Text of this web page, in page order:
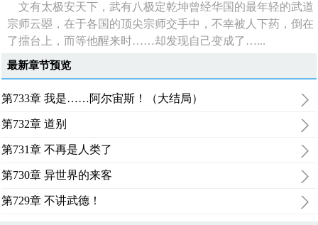
文有太极安天下，武有八极定乾坤曾经华国的最年轻的武道
宗师云曌，在于各国的顶尖宗师交手中，不幸被人下药，倒在
了擂台上，而等他醒来时……却发现自己变成了…...
最新章节预览
第733章 我是……阿尔宙斯！（大结局）
第732章 道别
第731章 不再是人类了
第730章 异世界的来客
第729章 不讲武德！